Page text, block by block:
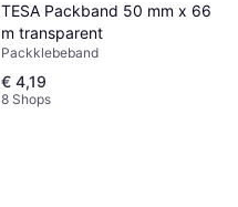
TESA Packband 50 mm x 66
m transparent
Packklebeband
€ 4,19
8 Shops